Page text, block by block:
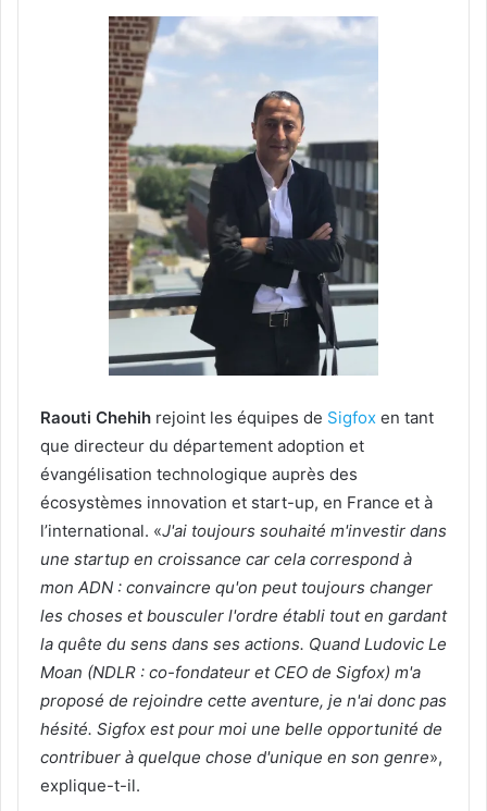
Raouti Chehih rejoint les équipes de Sigfox en tant
que directeur du département adoption et
évangélisation technologique auprès des
écosystèmes innovation et start-up, en France et à
l’international. «J'ai toujours souhaité m'investir dans
une startup en croissance car cela correspond à
mon ADN : convaincre qu'on peut toujours changer
les choses et bousculer l'ordre établi tout en gardant
la quête du sens dans ses actions. Quand Ludovic Le
Moan (NDLR : co-fondateur et CEO de Sigfox) m'a
proposé de rejoindre cette aventure, je n'ai donc pas
hésité. Sigfox est pour moi une belle opportunité de
contribuer à quelque chose d'unique en son genre»,
explique-t-il.